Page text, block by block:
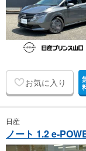
お気に入り
日産
ノート 1.2 e-